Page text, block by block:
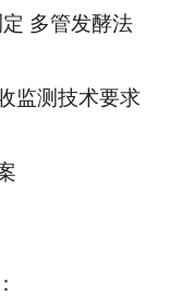
多管发酵法
监测技术要求